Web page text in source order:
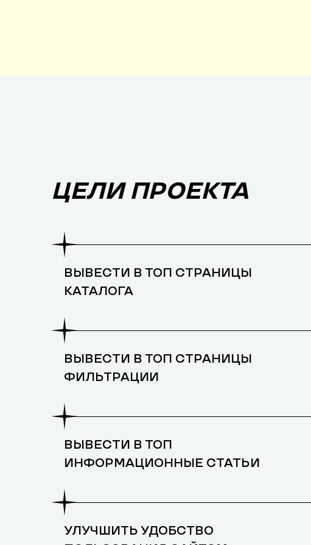
ЦЕЛИ ПРОЕКТА
ВЫВЕСТИ В ТОП СТРАНИЦЫ
КАТАЛОГА
ВЫВЕСТИ В ТОП СТРАНИЦЫ
ФИЛЬТРАЦИИ
ВЫВЕСТИ В ТОП
ИНФОРМАЦИОННЫЕ СТАТЬИ
УЛУЧШИТЬ УДОБСТВО